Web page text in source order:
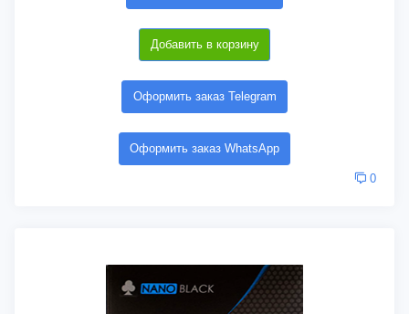
Добавить в корзину
Оформить заказ Telegram
Оформить заказ WhatsApp
0